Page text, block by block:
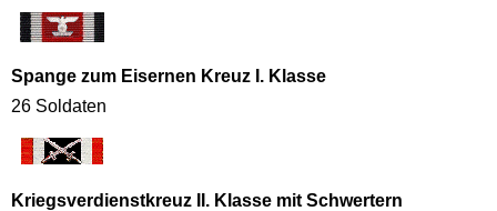
Spange zum Eisernen Kreuz I. Klasse
26 Soldaten
Kriegsverdienstkreuz II. Klasse mit Schwertern